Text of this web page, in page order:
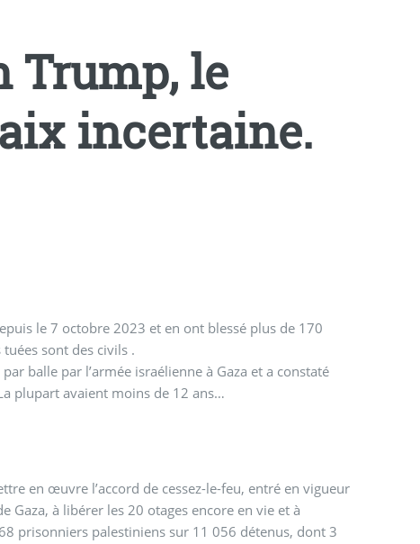
Trump, le
incertaine.
le 7 octobre 2023 et en ont blessé plus de 170
sont des civils .
balle par l’armée israélienne à Gaza et a constaté
plupart avaient moins de 12 ans…
en œuvre l’accord de cessez-le-feu, entré en vigueur
Gaza, à libérer les 20 otages encore en vie et à
prisonniers palestiniens sur 11 056 détenus, dont 3